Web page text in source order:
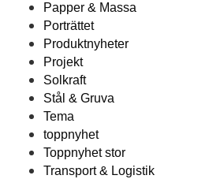
Papper & Massa
Porträttet
Produktnyheter
Projekt
Solkraft
Stål & Gruva
Tema
toppnyhet
Toppnyhet stor
Transport & Logistik